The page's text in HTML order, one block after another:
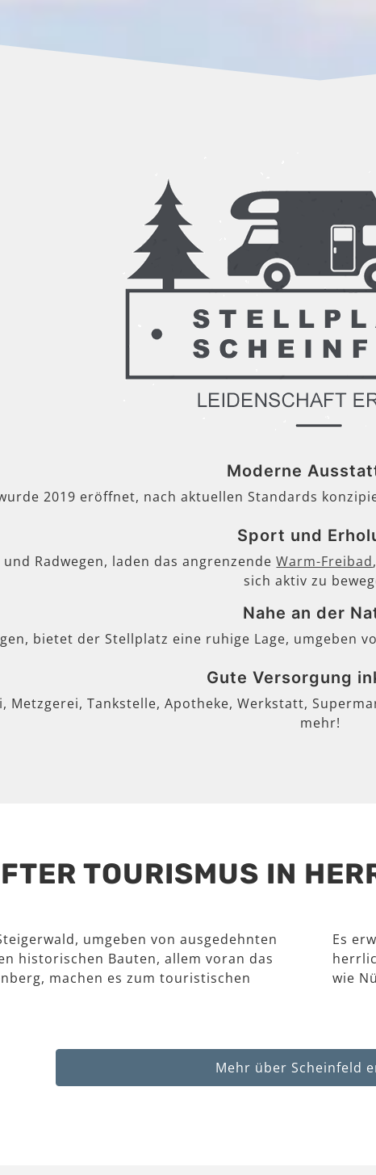
Moderne
2019 eröffnet, nach aktuellen Standards
Sport und
und Radwegen, laden das angrenzendeWarm-Freibad
sich aktiv zu
Nahe an der
bietet der Stellplatz eine ruhige Lage, umgeben
Gute Versorgung
Metzgerei, Tankstelle, Apotheke, Werkstatt,
mehr!
TOURISMUS IN
umgeben von ausgedehnten
historischen Bauten, allem voran das
machen es zum touristischen
Es
wie
Mehr über Scheinfeld